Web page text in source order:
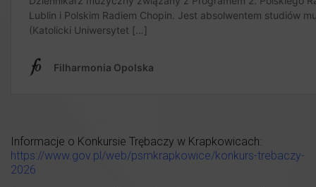
Informacje o Konkursie Trębaczy w Krapkowicach:
https://www.gov.pl/web/psmkrapkowice/konkurs-trebaczy-
2026